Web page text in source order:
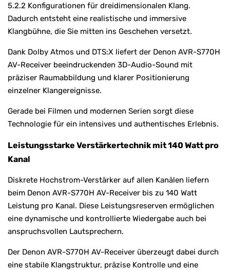
5.2.2 Konfigurationen für dreidimensionalen Klang.
Dadurch entsteht eine realistische und immersive
Klangbühne, die Sie mitten ins Geschehen versetzt.
Dank Dolby Atmos und DTS:X liefert der Denon AVR-S770H
AV-Receiver beeindruckenden 3D-Audio-Sound mit
präziser Raumabbildung und klarer Positionierung
einzelner Klangereignisse.
Gerade bei Filmen und modernen Serien sorgt diese
Technologie für ein intensives und authentisches Erlebnis.
Leistungsstarke Verstärkertechnik mit 140 Watt pro
Kanal
Diskrete Hochstrom-Verstärker auf allen Kanälen liefern
beim Denon AVR-S770H AV-Receiver bis zu 140 Watt
Leistung pro Kanal. Diese Leistungsreserven ermöglichen
eine dynamische und kontrollierte Wiedergabe auch bei
anspruchsvollen Lautsprechern.
Der Denon AVR-S770H AV-Receiver überzeugt dabei durch
eine stabile Klangstruktur, präzise Kontrolle und eine